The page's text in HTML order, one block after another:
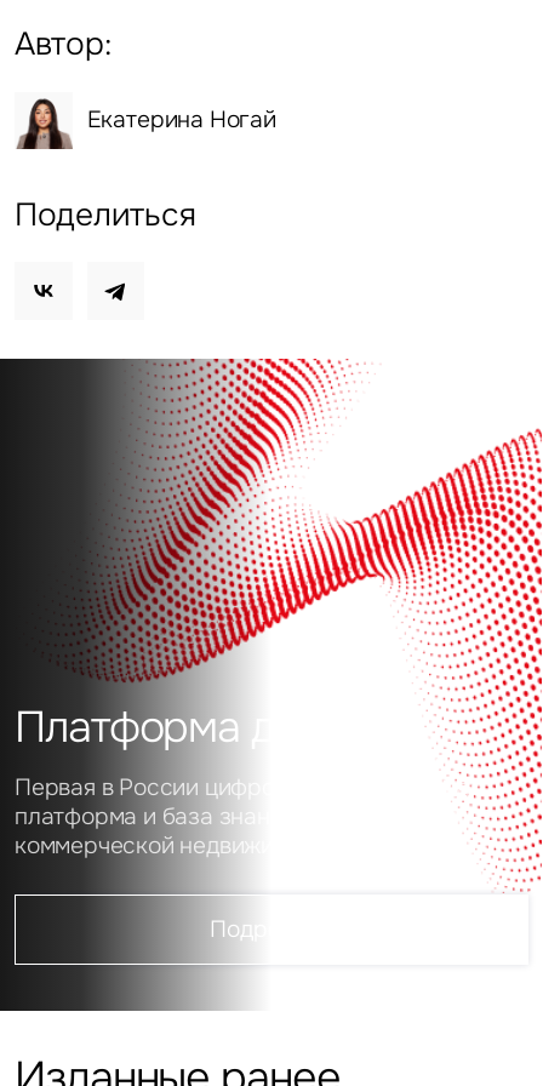
Автор:
Екатерина Ногай
Поделиться
Платформа данных
Первая в России цифровая аналитическая
платформа и база знаний о рынке
коммерческой недвижимости
Подробнее